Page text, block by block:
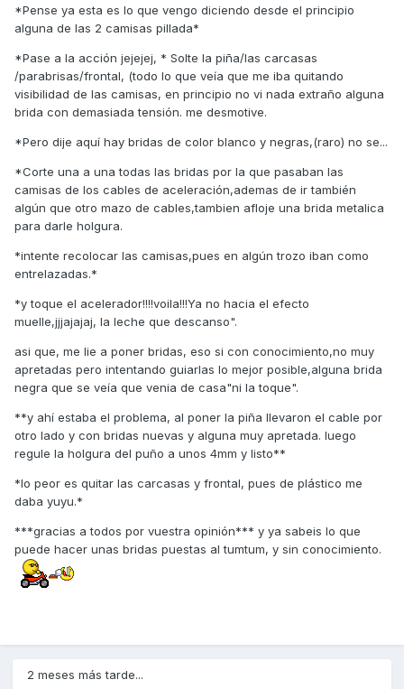
*Pense ya esta es lo que vengo diciendo desde el principio
alguna de las 2 camisas pillada*
*Pase a la acción jejejej, * Solte la piña/las carcasas
/parabrisas/frontal, (todo lo que veía que me iba quitando
visibilidad de las camisas, en principio no vi nada extraño alguna
brida con demasiada tensión. me desmotive.
*Pero dije aquí hay bridas de color blanco y negras,(raro) no se...
*Corte una a una todas las bridas por la que pasaban las
camisas de los cables de aceleración,ademas de ir también
algún que otro mazo de cables,tambien afloje una brida metalica
para darle holgura.
*intente recolocar las camisas,pues en algún trozo iban como
entrelazadas.*
*y toque el acelerador!!!!voila!!!Ya no hacia el efecto
muelle,jjjajajaj, la leche que descanso".
asi que, me lie a poner bridas, eso si con conocimiento,no muy
apretadas pero intentando guiarlas lo mejor posible,alguna brida
negra que se veía que venia de casa"ni la toque".
**y ahí estaba el problema, al poner la piña llevaron el cable por
otro lado y con bridas nuevas y alguna muy apretada. luego
regule la holgura del puño a unos 4mm y listo**
*lo peor es quitar las carcasas y frontal, pues de plástico me
daba yuyu.*
***gracias a todos por vuestra opinión*** y ya sabeis lo que
puede hacer unas bridas puestas al tumtum, y sin conocimiento.
2 meses más tarde...